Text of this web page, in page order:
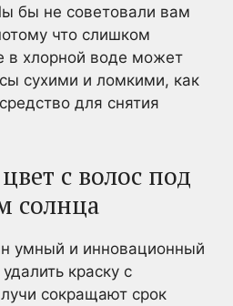
бы не советовали вам
что слишком
в хлорной воде может
сухими и ломкими, как
для снятия
с волос под
солнца
умный и инновационный
краску с
сокращают срок